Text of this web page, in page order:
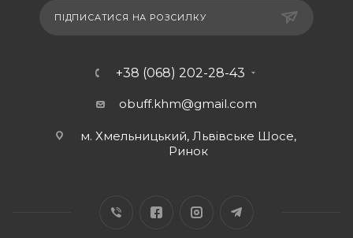
ПІДПИСАТИСЯ НА РОЗСИЛКУ
+38 (068) 202-28-43
obuff.khm@gmail.com
м. Хмельницький, Львівське Шосе,
Ринок